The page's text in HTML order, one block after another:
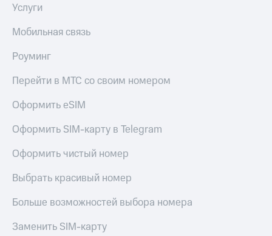
доход 15%
номер
Настройки
автоплатежа
Пополнить
номер
оператора
Оплата
со связью
Услуги
Мобильная связь
Роуминг
Перейти в МТС со своим номером
Оформить eSIM
Оформить SIM-карту в Telegram
Оформить чистый номер
Выбрать красивый номер
Больше возможностей выбора номера
Заменить SIM-карту